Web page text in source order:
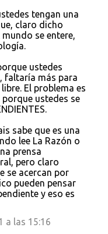
tengan una
claro dicho
se entere,
ustedes
faltaría más para
El problema es
porque ustedes se
sabe que es una
lee La Razón o
prensa
pero claro
se acercan por
pueden pensar
y eso es
a las 15:16